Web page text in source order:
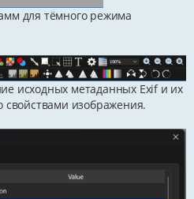
для тёмного режима
исходных метаданных Exif и их
свойствами изображения.